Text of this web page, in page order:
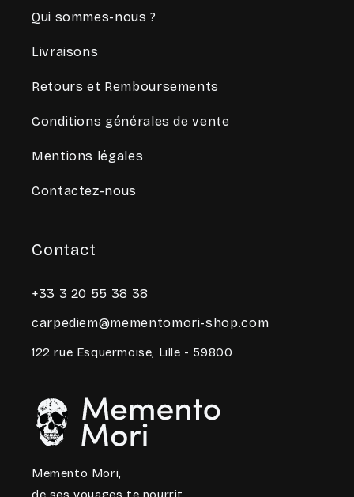
Qui sommes-nous ?
Livraisons
Retours et Remboursements
Conditions générales de vente
Mentions légales
Contactez-nous
Contact
+33 3 20 55 38 38
carpediem@mementomori-shop.com
122 rue Esquermoise, Lille - 59800
Memento Mori,